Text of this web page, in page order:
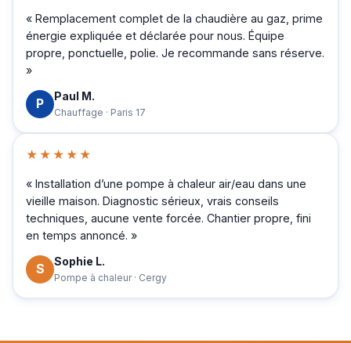
« Remplacement complet de la chaudière au gaz, prime
énergie expliquée et déclarée pour nous. Équipe
propre, ponctuelle, polie. Je recommande sans réserve.
»
P Paul M.
Chauffage · Paris 17
★★★★★
« Installation d’une pompe à chaleur air/eau dans une
vieille maison. Diagnostic sérieux, vrais conseils
techniques, aucune vente forcée. Chantier propre, fini
en temps annoncé. »
S Sophie L.
Pompe à chaleur · Cergy